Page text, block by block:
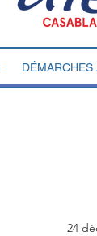
DÉMARCHES
24